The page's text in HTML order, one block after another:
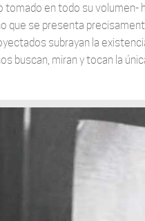
tomado en todo su
que se presenta
subrayan la
buscan, miran y tocan la